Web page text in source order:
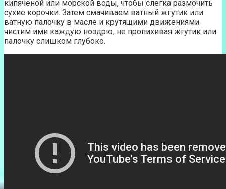
кипяченой или морской воды, чтобы слегка размочить
сухие корочки. Затем смачиваем ватный жгутик или
ватную палочку в масле и крутящими движениями
чистим ими каждую ноздрю, не пропихивая жгутик или
палочку слишком глубоко.